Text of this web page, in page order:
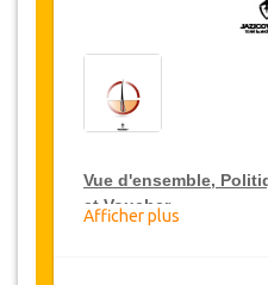
Vue d'ensemble,
etVoucher
Afficher plus